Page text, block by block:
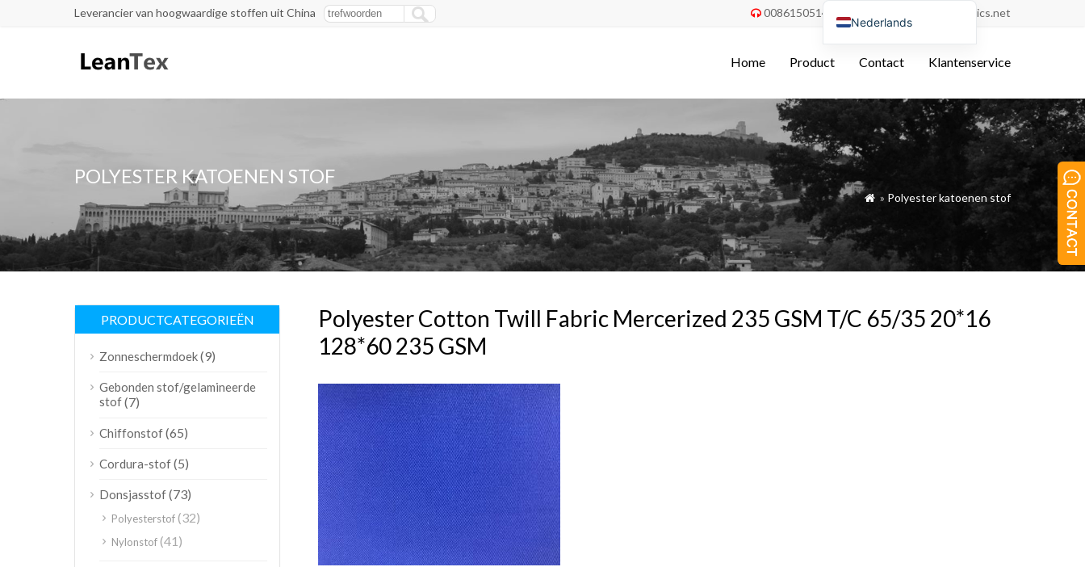
Leverancier van hoogwaardige stoffen uit China  008615051486055 order@china-fabrics.net
Home Product Contact Klantenservice
POLYESTER KATOENEN STOF
 » Polyester katoenen stof
Polyester Cotton Twill Fabric Mercerized 235 GSM T/C 65/35 20*16
128*60 235 GSM
PRODUCTCATEGORIEËN
Zonneschermdoek(9)
Gebonden stof/gelamineerde
stof(7)
Chiffonstof(65)
Cordura-stof(5)
Donsjasstof(73)
Polyesterstof(32)
Nylonstof(41)
Nederlands
Français
Italiano
Español
Português do Brasil
Türkçe
Tiếng Việt
Bahasa Indonesia